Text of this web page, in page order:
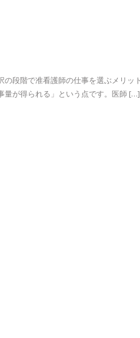
段階で准看護師の仕事を選ぶメリッ
量が得られる」という点です。医師 […]